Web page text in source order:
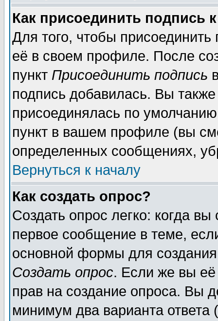
Как присоединить подпись
Для того, чтобы
её в своем профиле. После
пункт Присоединить подпись
подпись добавилась. Вы
присоединялась по
пункт в вашем профиле (вы
определенных сообщениях,
Вернуться к началу
Как создать опрос?
Создать опрос легко: когда
первое сообщение в теме,
основной формы для
Создать опрос. Если же вы её
прав на создание опроса. Вы
минимум два варианта ответа